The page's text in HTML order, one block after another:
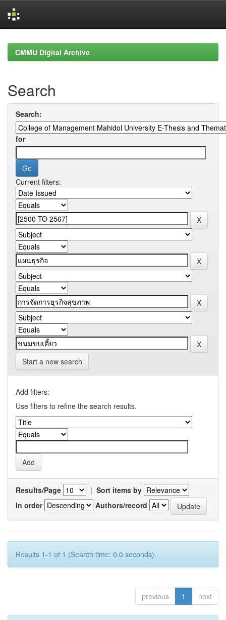
navigationCMMU Digital Archive
Search
Search:
for
Current filters:
Start a new search
Add filters:
Use filters to refine the search results.
Results/Page | Sort items by
In order
Authors/record
Results 1-1 of 1 (Search time: 0.0 seconds).
previous 1 next